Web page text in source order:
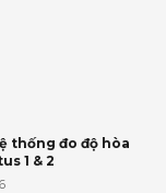
thống đo độ hòa
1 & 2